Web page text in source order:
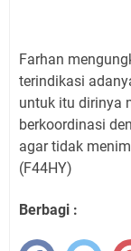
Farhan
terindikasi
untuk itu dirinya
berkoordinasi
agar tidak
(F44HY)
Berbagi :